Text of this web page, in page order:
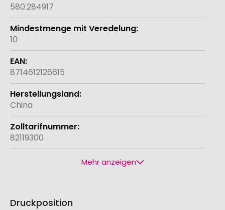
580.284917
10
8714612126615
China
82119300
Mehr anzeigen
Druckposition